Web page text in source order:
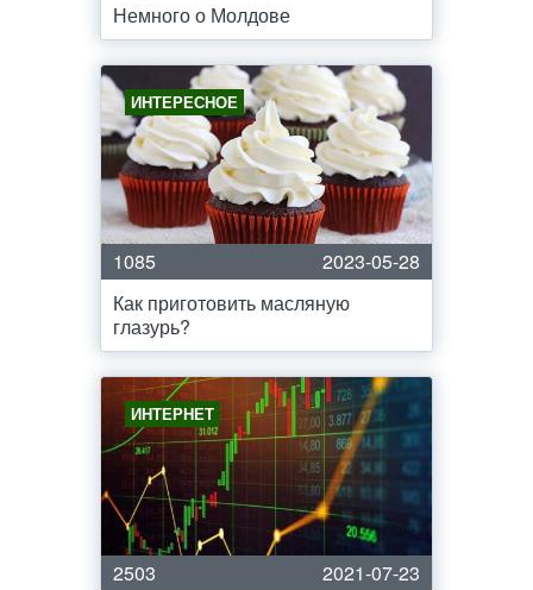
Немного о Молдове
ИНТЕРЕСНОЕ
1085
2023-05-28
Как приготовить масляную
глазурь?
ИНТЕРНЕТ
2503
2021-07-23